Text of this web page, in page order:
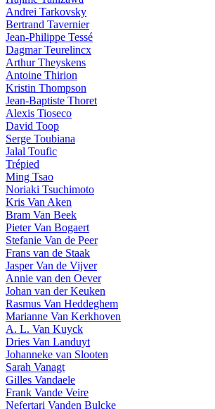
Andrei Tarkovsky
Bertrand Tavernier
Jean-Philippe Tessé
Dagmar Teurelincx
Arthur Theyskens
Antoine Thirion
Kristin Thompson
Jean-Baptiste Thoret
Alexis Tioseco
David Toop
Serge Toubiana
Jalal Toufic
Trépied
Ming Tsao
Noriaki Tsuchimoto
Kris Van Aken
Bram Van Beek
Pieter Van Bogaert
Stefanie Van de Peer
Frans van de Staak
Jasper Van de Vijver
Annie van den Oever
Johan van der Keuken
Rasmus Van Heddeghem
Marianne Van Kerkhoven
A. L. Van Kuyck
Dries Van Landuyt
Johanneke van Slooten
Sarah Vanagt
Gilles Vandaele
Frank Vande Veire
Nefertari Vanden Bulcke